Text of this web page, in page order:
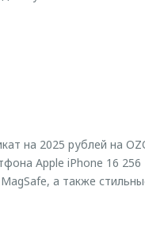
на 2025 рублей на
Apple iPhone 16
а также